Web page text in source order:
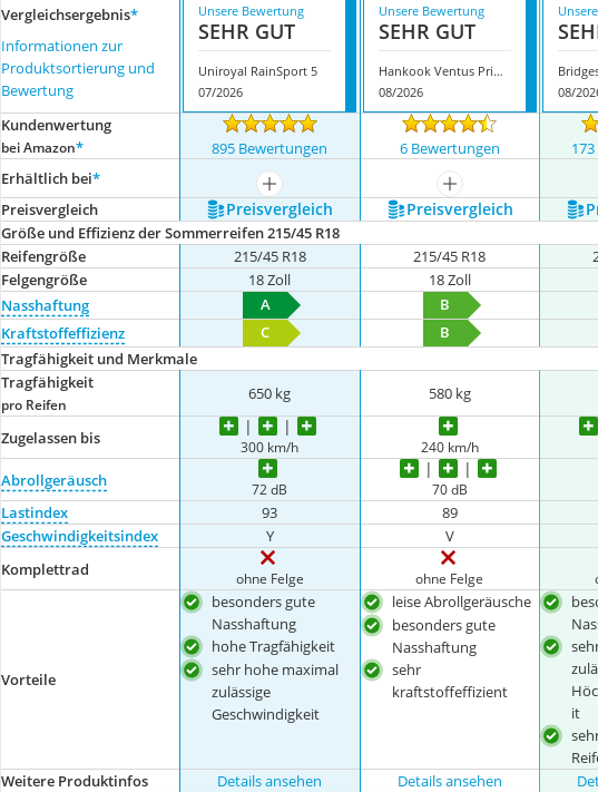
Vergleichsergebnis*
Informationen zur
Produktsortierung und
Bewertung
Unsere Bewertung
SEHR GUT
Uniroyal RainSport 5
07/2026
Unsere Bewertung
SEHR GUT
Hankook Ventus Prime3 K125
08/2026
08/
Kundenwertung
bei Amazon* 895 Bewertungen 6 Bewertungen
Erhältlich bei*
mehr anzeigen mehr anzeigen
Preis­vergleich
Preis­vergleich Preis­vergleich
Größe und Effizienz der Sommerreifen 215/45 R18
Reifengröße
215/45 R18 215/45 R18
Felgengröße
18 Zoll 18 Zoll
Nasshaftung
A B
Kraftstoffeffizienz
C B
Tragfähigkeit und Merkmale
Tragfähigkeit
pro Reifen
650 kg 580 kg
Zugelassen bis 300 km/h 240 km/h
Abrollgeräusch 72 dB 70 dB
Lastindex 93 89
Geschwindigkeitsindex
Y V
Komplettrad
ohne Felge ohne Felge
Vorteile
besonders gute
Nasshaftung
hohe Tragfähigkeit
sehr hohe maximal
zulässige
Geschwindigkeit
leise Abrollgeräusche
besonders gute
Nasshaftung
sehr
kraftstoffeffizient
it
Weitere Produktinfos Details ansehen Details ansehen